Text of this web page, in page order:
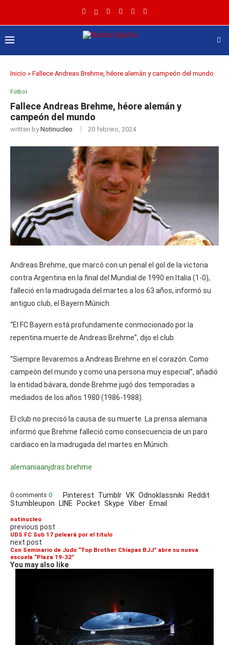
Inicio » Fallece Andreas Brehme, héore alemán y campeón del mundo
Fútbol
Fallece Andreas Brehme, héore alemán y
campeón del mundo
written byNotinucleo 20 febrero, 2024
Andreas Brehme, que marcó con un penal el gol de la victoria
contra Argentina en la final del Mundial de 1990 en Italia (1-0),
falleció en la madrugada del martes a los 63 años, informó su
antiguo club, el Bayern Múnich.
“El FC Bayern está profundamente conmocionado por la
repentina muerte de Andreas Brehme”, dijo el club.
“Siempre llevaremos a Andreas Brehme en el corazón. Como
campeón del mundo y como una persona muy especial”, añadió
la entidad bávara, donde Brehme jugó dos temporadas a
mediados de los años 1980 (1986-1988).
El club no precisó la causa de su muerte. La prensa alemana
informó que Brehme falleció como consecuencia de un paro
cardiaco en la madrugada del martes en Múnich.
alemaniaanjdras brehme
0 comments 0 Pinterest Tumblr VK Odnoklassniki Reddit
Stumbleupon LINE Pocket Skype Viber Email
notinucleo
previous post
UDS FC Sub 17 peleará por el título
next post
Con Seminario de Judo “Top Brother Chiapas BJJ” abre su nueva
escuela “Plaza 19-32”
You may also like